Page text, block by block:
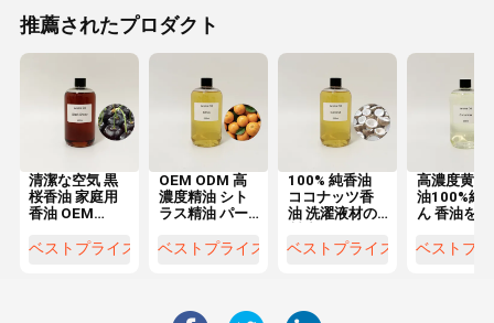
推薦されたプロダクト
清潔な空気 黒
桜香油 家庭用
香油 OEM
ベストプライス
OEM ODM 高
濃度精油 シト
ラス精油 パー
お香り
ベストプライス
100% 純香油
ココナッツ香
油 洗濯液材の
ベストプライス
高濃度黄瓜
油100%純
ん 香油を
ベストプ